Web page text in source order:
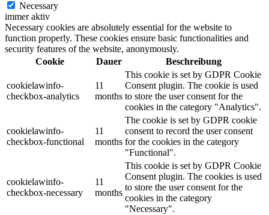
Necessary
immer aktiv
Necessary cookies are absolutely essential for the website to
function properly. These cookies ensure basic functionalities and
security features of the website, anonymously.
Cookie
Dauer Beschreibung
cookielawinfo-
checkbox-analytics
11
months
This cookie is set by GDPR Cookie
Consent plugin. The cookie is used
to store the user consent for the
cookies in the category "Analytics".
cookielawinfo-
checkbox-functional
11
months
The cookie is set by GDPR cookie
consent to record the user consent
for the cookies in the category
"Functional".
cookielawinfo-
checkbox-necessary
11
months
This cookie is set by GDPR Cookie
Consent plugin. The cookies is used
to store the user consent for the
cookies in the category
"Necessary".